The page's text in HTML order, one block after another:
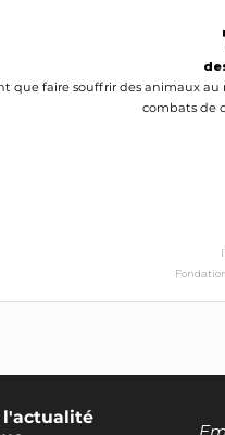
que faire souffrir des animaux au
combats de
l'actualité